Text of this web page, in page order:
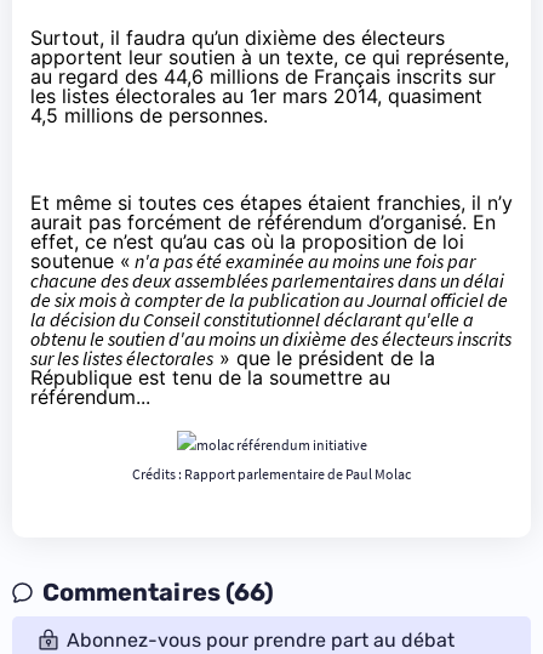
Surtout, il faudra qu’un dixième des électeurs
apportent leur soutien à un texte, ce qui représente,
au regard des 44,6 millions de Français inscrits sur
les listes électorales au 1er mars 2014, quasiment
4,5 millions de personnes.
Et même si toutes ces étapes étaient franchies, il n’y
aurait pas forcément de référendum d’organisé. En
effet, ce n’est qu’au cas où la proposition de loi
soutenue « n'a pas été examinée au moins une fois par
chacune des deux assemblées parlementaires dans un délai
de six mois à compter de la publication au Journal officiel de
la décision du Conseil constitutionnel déclarant qu'elle a
obtenu le soutien d'au moins un dixième des électeurs inscrits
sur les listes électorales » que le président de la
République est tenu de la soumettre au
référendum...
Crédits : Rapport parlementaire de Paul Molac
Commentaires (66)
Abonnez-vous pour prendre part au débat